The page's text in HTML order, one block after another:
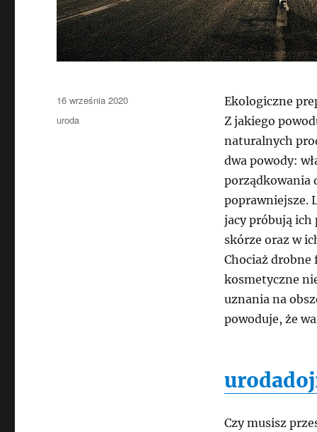
Ekologiczne
Z jakiego
naturalnych
dwa powody:
porządkowania
poprawniejsze.
jacy próbują ich
skórze oraz w
Chociaż
kosmetyczne
uznania na
powoduje, że
Czy musisz
Data
publikacji
16 września 2020
Kategorie
uroda